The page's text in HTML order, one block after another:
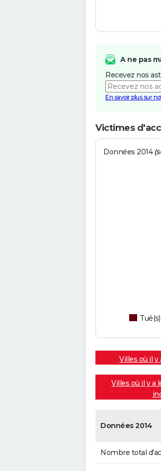
A ne pas
Recevez nos
En savoir plus sur
Victimes
Données 2014
Tué(s)
Villes où il
Villes où il y a
Données 2014
Nombre total